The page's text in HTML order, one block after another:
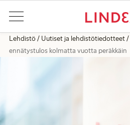
Lehdistö Uutiset ja lehdistötiedotteet
ennätystulos kolmatta vuotta peräkkäin